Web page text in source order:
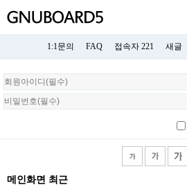
1:1문의 FAQ 접속자 221 새글
회
원
로
메인화면 최근